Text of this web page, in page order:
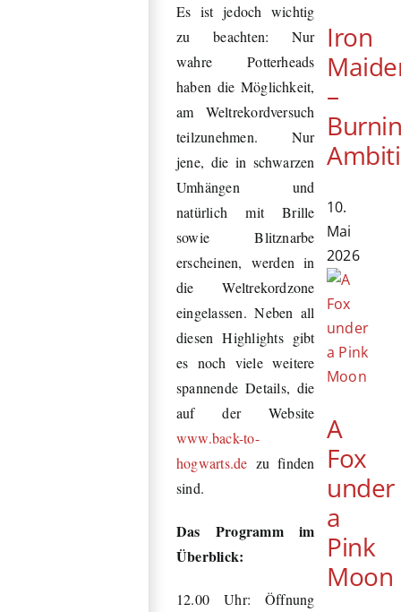
Es ist jedoch wichtig
zu beachten: Nur
wahre Potterheads
haben die Möglichkeit,
am Weltrekordversuch
teilzunehmen. Nur
jene, die in schwarzen
Umhängen und
natürlich mit Brille
sowie Blitznarbe
erscheinen, werden in
die Weltrekordzone
eingelassen. Neben all
diesen Highlights gibt
es noch viele weitere
spannende Details, die
auf der Website
www.back-to-
hogwarts.de zu finden
sind.
Das Programm im
Überblick:
12.00 Uhr: Öffnung
Iron
–
10.
Mai
2026
A
Fox
under
a
Pink
Moon